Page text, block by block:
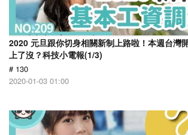
2020 元旦跟你切身相關新制上路啦！本週台灣
上了沒？科技小電報(1/3)
# 130
2020-01-03 01:00